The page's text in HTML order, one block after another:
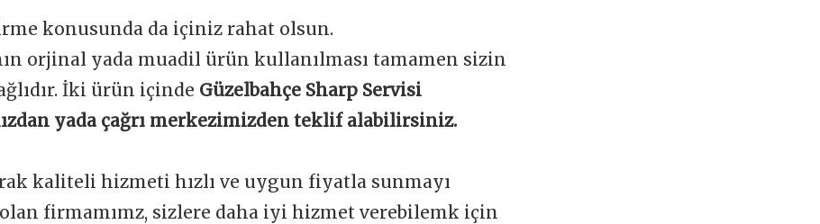
konusunda da içiniz rahat olsun.
orjinal yada muadil ürün kullanılması tamamen sizin
İki ürün içinde Güzelbahçe Sharp Servisi
yada çağrı merkezimizden teklif alabilirsiniz.
kaliteli hizmeti hızlı ve uygun fiyatla sunmayı
firmamımz, sizlere daha iyi hizmet verebilemk için